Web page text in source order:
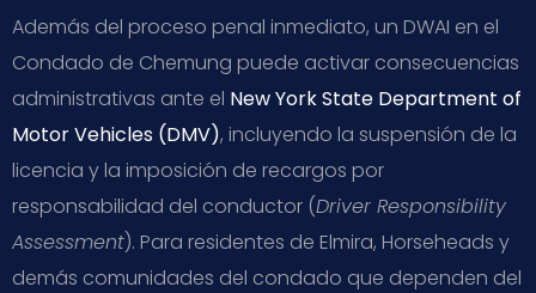
Además del proceso penal inmediato, un DWAI en el
Condado de Chemung puede activar consecuencias
administrativas ante el New York State Department of
Motor Vehicles (DMV), incluyendo la suspensión de la
licencia y la imposición de recargos por
responsabilidad del conductor (Driver Responsibility
Assessment). Para residentes de Elmira, Horseheads y
demás comunidades del condado que dependen del